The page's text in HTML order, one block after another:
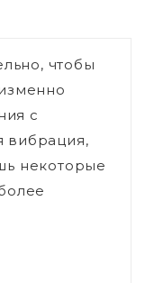
чтобы
с
вибрация,
некоторые